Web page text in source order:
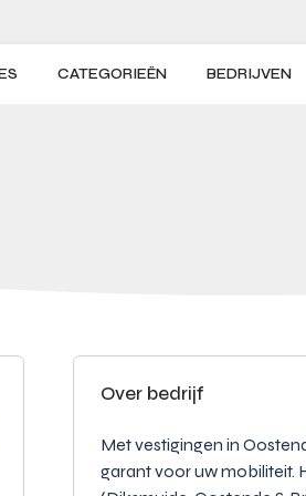
CATEGORIEËN BEDRIJVEN
Over bedrijf
Met vestigingen in
garant voor uw mobiliteit.